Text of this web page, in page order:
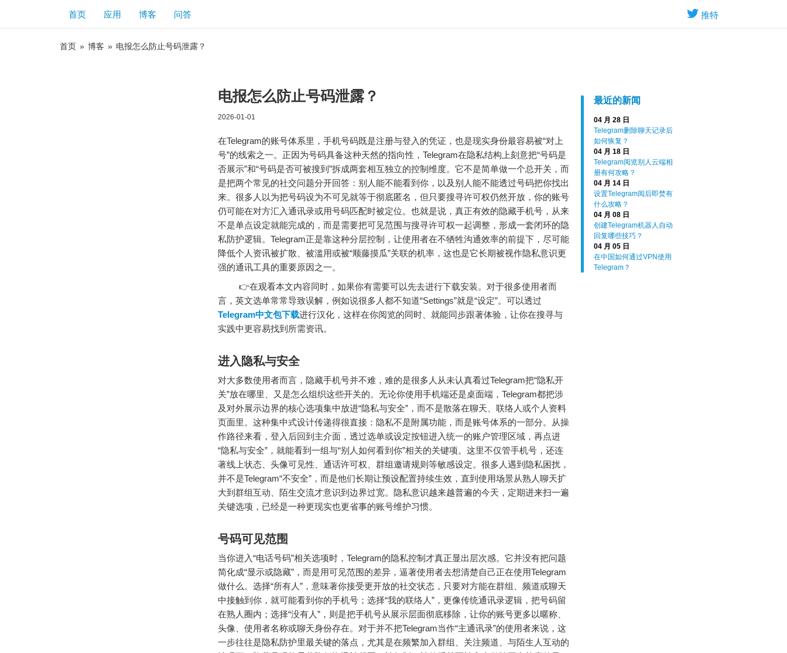
推特
首页 应用 博客 问答
首页 » 博客 » 电报怎么防止号码泄露？
最近的新闻
04 月 28 日
Telegram删除聊天记录后
如何恢复？
04 月 18 日
Telegram阅览别人云端相
册有何攻略？
04 月 14 日
设置Telegram阅后即焚有
什么攻略？
04 月 08 日
创建Telegram机器人自动
回复哪些技巧？
04 月 05 日
在中国如何通过VPN使用
Telegram？
电报怎么防止号码泄露？
2026-01-01
在Telegram的账号体系里，手机号码既是注册与登入的凭证，也是现实身份最容易被“对上
号”的线索之一。正因为号码具备这种天然的指向性，Telegram在隐私结构上刻意把“号码是
否展示”和“号码是否可被搜到”拆成两套相互独立的控制维度。它不是简单做一个总开关，而
是把两个常见的社交问题分开回答：别人能不能看到你，以及别人能不能透过号码把你找出
来。很多人以为把号码设为不可见就等于彻底匿名，但只要搜寻许可权仍然开放，你的账号
仍可能在对方汇入通讯录或用号码匹配时被定位。也就是说，真正有效的隐藏手机号，从来
不是单点设定就能完成的，而是需要把可见范围与搜寻许可权一起调整，形成一套闭环的隐
私防护逻辑。Telegram正是靠这种分层控制，让使用者在不牺牲沟通效率的前提下，尽可能
降低个人资讯被扩散、被滥用或被“顺藤摸瓜”关联的机率，这也是它长期被视作隐私意识更
强的通讯工具的重要原因之一。
👉在观看本文内容同时，如果你有需要可以先去进行下载安装。对于很多使用者而
言，英文选单常常导致误解，例如说很多人都不知道“Settings”就是“设定”。可以透过
Telegram中文包下载进行汉化，这样在你阅览的同时、就能同步跟著体验，让你在搜寻与
实践中更容易找到所需资讯。
进入隐私与安全
对大多数使用者而言，隐藏手机号并不难，难的是很多人从未认真看过Telegram把“隐私开
关”放在哪里、又是怎么组织这些开关的。无论你使用手机端还是桌面端，Telegram都把涉
及对外展示边界的核心选项集中放进“隐私与安全”，而不是散落在聊天、联络人或个人资料
页面里。这种集中式设计传递得很直接：隐私不是附属功能，而是账号体系的一部分。从操
作路径来看，登入后回到主介面，透过选单或设定按钮进入统一的账户管理区域，再点进
“隐私与安全”，就能看到一组与“别人如何看到你”相关的关键项。这里不仅管手机号，还连
著线上状态、头像可见性、通话许可权、群组邀请规则等敏感设定。很多人遇到隐私困扰，
并不是Telegram“不安全”，而是他们长期让预设配置持续生效，直到使用场景从熟人聊天扩
大到群组互动、陌生交流才意识到边界过宽。隐私意识越来越普遍的今天，定期进来扫一遍
关键选项，已经是一种更现实也更省事的账号维护习惯。
号码可见范围
当你进入“电话号码”相关选项时，Telegram的隐私控制才真正显出层次感。它并没有把问题
简化成“显示或隐藏”，而是用可见范围的差异，逼著使用者去想清楚自己正在使用Telegram
做什么。选择“所有人”，意味著你接受更开放的社交状态，只要对方能在群组、频道或聊天
中接触到你，就可能看到你的手机号；选择“我的联络人”，更像传统通讯录逻辑，把号码留
在熟人圈内；选择“没有人”，则是把手机号从展示层面彻底移除，让你的账号更多以暱称、
头像、使用者名称或聊天身份存在。对于并不把Telegram当作“主通讯录”的使用者来说，这
一步往往是隐私防护里最关键的落点，尤其是在频繁加入群组、关注频道、与陌生人互动的